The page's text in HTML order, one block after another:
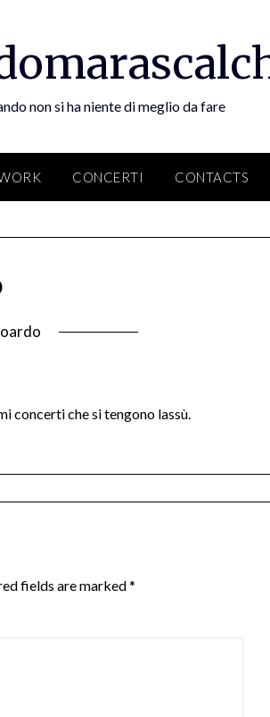
non si ha niente di meglio da fare
CONCERTI CONTACTS
concerti che si tengono lassù.
fields are marked*